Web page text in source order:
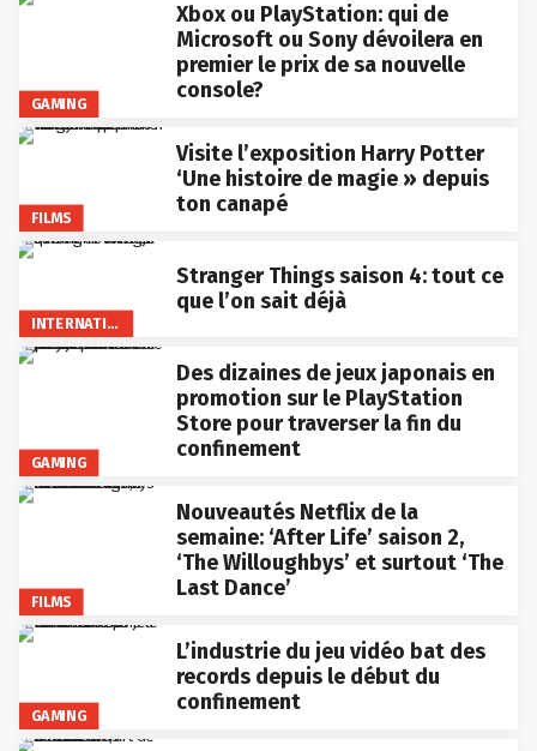
GAMING
Xbox ou PlayStation: qui de
Microsoft ou Sony dévoilera en
premier le prix de sa nouvelle
console?
FILMS
Visite l’exposition Harry Potter
‘Une histoire de magie » depuis
ton canapé
INTERNATIONAL
Stranger Things saison 4: tout ce
que l’on sait déjà
GAMING
Des dizaines de jeux japonais en
promotion sur le PlayStation
Store pour traverser la fin du
confinement
FILMS
Nouveautés Netflix de la
semaine: ‘After Life’ saison 2,
‘The Willoughbys’ et surtout ‘The
Last Dance’
GAMING
L’industrie du jeu vidéo bat des
records depuis le début du
confinement